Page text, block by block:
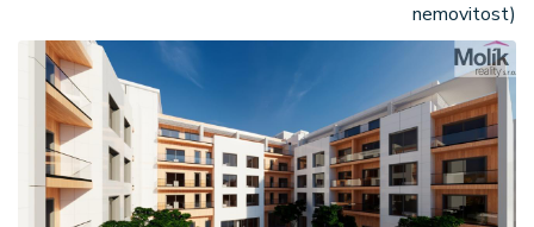
nemovitost)